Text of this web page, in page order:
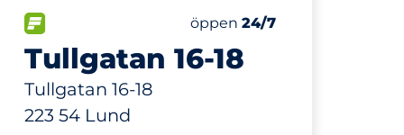
Tullgatan 16-18
Tullgatan 16-18
223 54 Lund
Antal parkeringsplatser:
Totalt antal platser
Lördag
öppen 24/7
733 m